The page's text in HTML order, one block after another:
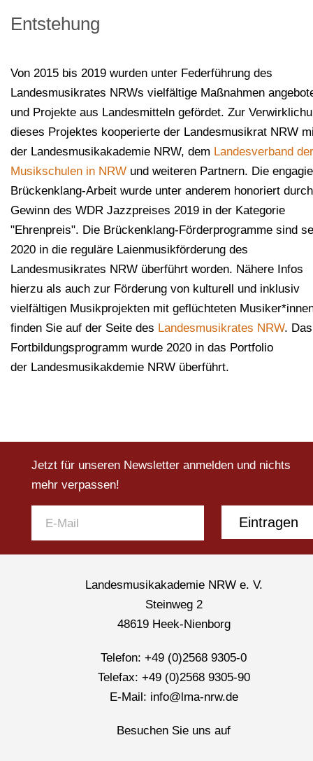
Entstehung
Von 2015 bis 2019 wurden unter Federführung des
Landesmusikrates NRWs vielfältige Maßnahmen
und Projekte aus Landesmitteln gefördet. Zur
dieses Projektes kooperierte der Landesmusikrat NRW
der Landesmusikakademie NRW, dem Landesverband der
Musikschulen in NRW und weiteren Partnern. Die
Brückenklang-Arbeit wurde unter anderem honoriert
Gewinn des WDR Jazzpreises 2019 in der Kategorie
"Ehrenpreis". Die Brückenklang-Förderprogramme sind
2020 in die reguläre Laienmusikförderung des
Landesmusikrates NRW überführt worden. Nähere Infos
hierzu als auch zur Förderung von kulturell und inklusiv
vielfältigen Musikprojekten mit geflüchteten
finden Sie auf der Seite des Landesmusikrates NRW. Das
Fortbildungsprogramm wurde 2020 in das Portfolio
der Landesmusikakdemie NRW überführt.
Jetzt für unseren Newsletter anmelden und nichts
mehr verpassen!
Eintragen
Landesmusikakademie NRW e. V.
Steinweg 2
48619 Heek-Nienborg
Telefon: +49 (0)2568 9305-0
Telefax: +49 (0)2568 9305-90
E-Mail: info@lma-nrw.de
Besuchen Sie uns auf